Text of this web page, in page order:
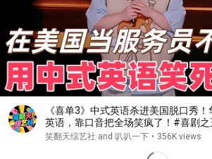
《喜单3》中式英语杀进美国脱口秀
英语，靠口音把全场笑疯了！#喜剧之
秀 #搞笑 #喜剧 #funny #综艺
笑翻天综艺社 and 叭叭一下 • 356K views